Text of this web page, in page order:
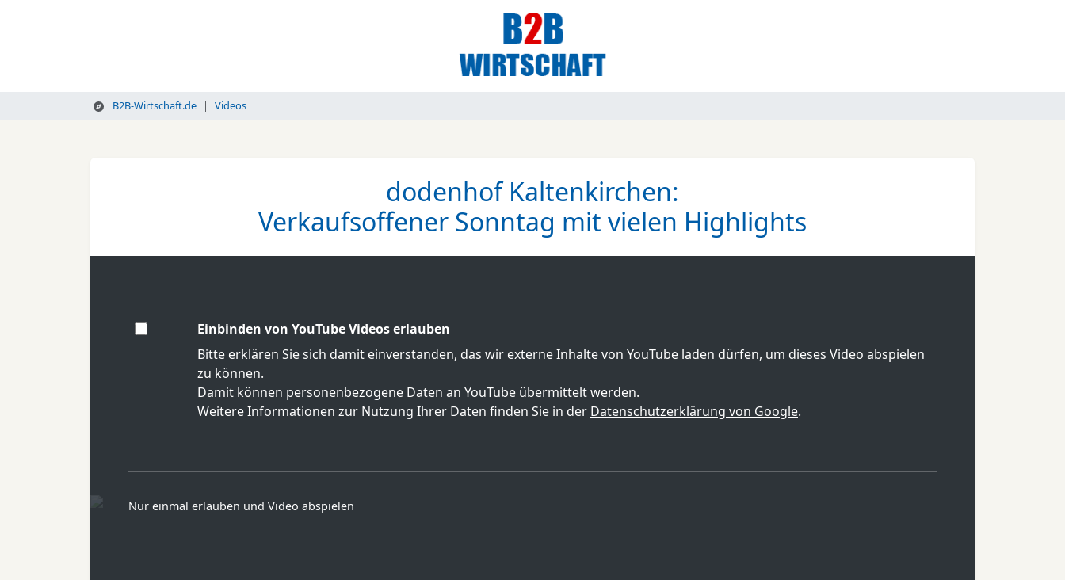
B2B-Wirtschaft.de Videos
dodenhof Kaltenkirchen:
Verkaufsoffener Sonntag mit vielen Highlights
Einbinden von YouTube Videos erlauben
Bitte erklären Sie sich damit einverstanden, das wir externe Inhalte von YouTube laden dürfen, um dieses Video abspielen
zu können.
Damit können personenbezogene Daten an YouTube übermittelt werden.
Weitere Informationen zur Nutzung Ihrer Daten finden Sie in der Datenschutzerklärung von Google.
Nur einmal erlauben und Video abspielen